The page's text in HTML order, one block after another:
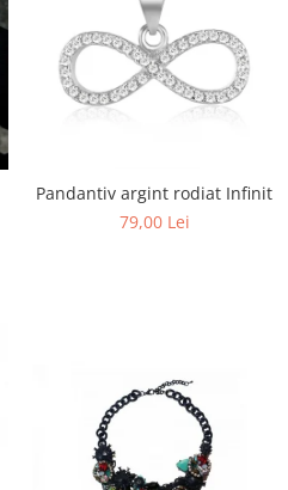
Pandantiv argint rodiat Infinit
79,00 Lei